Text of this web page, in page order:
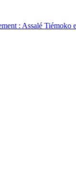
Tiémoko et